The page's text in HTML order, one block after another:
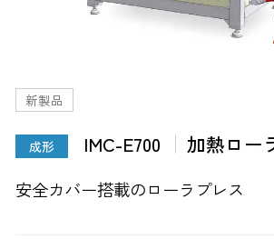
新製品
成形 IMC-E700 加熱ロー
安全カバー搭載のローラプレス